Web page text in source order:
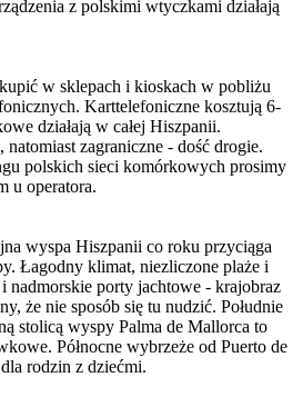
z polskimi wtyczkami działają
w sklepach i kioskach w pobliżu
Karttelefoniczne kosztują 6-
działają w całej Hiszpanii.
zagraniczne - dość drogie.
polskich sieci komórkowych prosimy
u operatora.
wyspa Hiszpanii co roku przyciąga
Łagodny klimat, niezliczone plaże i
nadmorskie porty jachtowe - krajobraz
że nie sposób się tu nudzić. Południe
stolicą wyspy Palma de Mallorca to
Północne wybrzeże od Puerto de
rodzin z dziećmi.